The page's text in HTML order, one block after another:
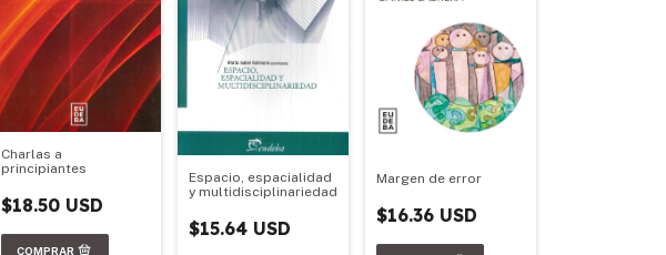
Charlas a
principiantes
$18.50 USD
Espacio, espacialidad
y multidisciplinariedad
$15.64 USD
Margen de error
$16.36 USD